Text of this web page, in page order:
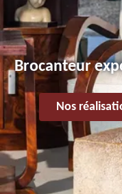
Brocanteur
Nos